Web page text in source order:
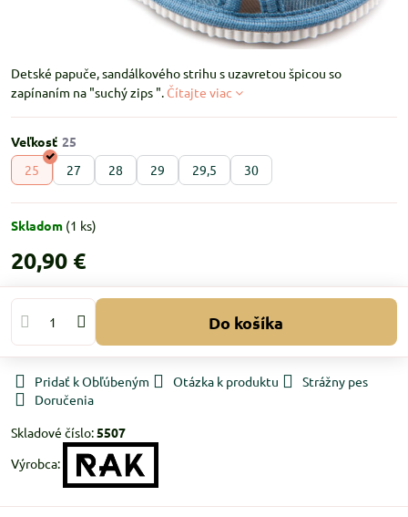
Detské papuče, sandálkového strihu s uzavretou špicou so
zapínaním na "suchý zips ". Čítajte viac
Veľkosť
25
27 28 29 29,5 30
Skladom (1 ks)
20,90 €
Do košíka
Pridať k Obľúbeným Otázka k produktu
Strážny pes
Doručenia
Skladové číslo:5507
Výrobca: